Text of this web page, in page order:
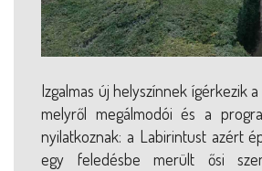
Izgalmas új helyszínnek ígérkezik a
melyről megálmodói és a
nyilatkoznak: a Labirintust azért
egy feledésbe merült ősi